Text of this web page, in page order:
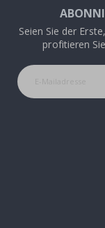
Seien Sie der
profitieren